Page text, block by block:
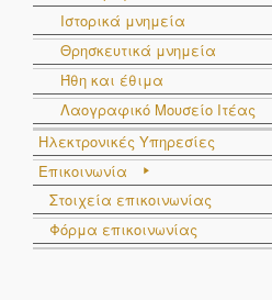
Ιστορικά μνημεία
Θρησκευτικά μνημεία
Ήθη και έθιμα
Λαογραφικό Μουσείο Ιτέας
Ηλεκτρονικές Υπηρεσίες
Επικοινωνία
Στοιχεία επικοινωνίας
Φόρμα επικοινωνίας